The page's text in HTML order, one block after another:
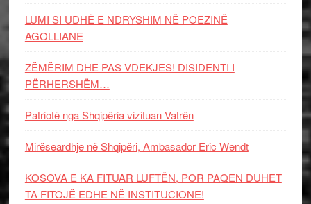
LUMI SI UDHË E NDRYSHIM NË POEZINË
AGOLLIANE
ZËMËRIM DHE PAS VDEKJES! DISIDENTI I
PËRHERSHËM…
Patriotë nga Shqipëria vizituan Vatrën
Mirëseardhje në Shqipëri, Ambasador Eric Wendt
KOSOVA E KA FITUAR LUFTËN, POR PAQEN DUHET
TA FITOJË EDHE NË INSTITUCIONE!